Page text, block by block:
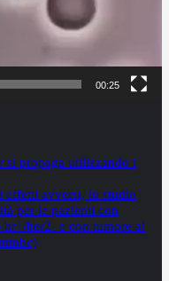
00:25
si propaga utilizzando i
effetti avversi, lo studio
per le pazienti con
her2- e con tumore al